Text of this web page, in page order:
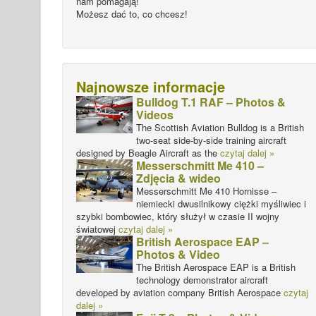
Możesz dać to, co chcesz!
Najnowsze informacje
Bulldog T.1 RAF – Photos &
Videos
The Scottish Aviation Bulldog is a British
two-seat side-by-side training aircraft
designed by Beagle Aircraft as the czytaj dalej »
Messerschmitt Me 410 –
Zdjęcia & wideo
Messerschmitt Me 410 Hornisse –
niemiecki dwusilnikowy ciężki myśliwiec i
szybki bombowiec, który służył w czasie II wojny
światowej czytaj dalej »
British Aerospace EAP –
Photos & Video
The British Aerospace EAP is a British
technology demonstrator aircraft
developed by aviation company British Aerospace czytaj
dalej »